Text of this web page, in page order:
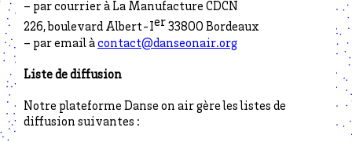
– par courrier à La Manufacture CDCN
226, boulevard Albert-Ier33800 Bordeaux
– par email àcontact@danseonair.org
Liste de diffusion
Notre plateforme Danse on air gère les listes de
diffusion suivantes :